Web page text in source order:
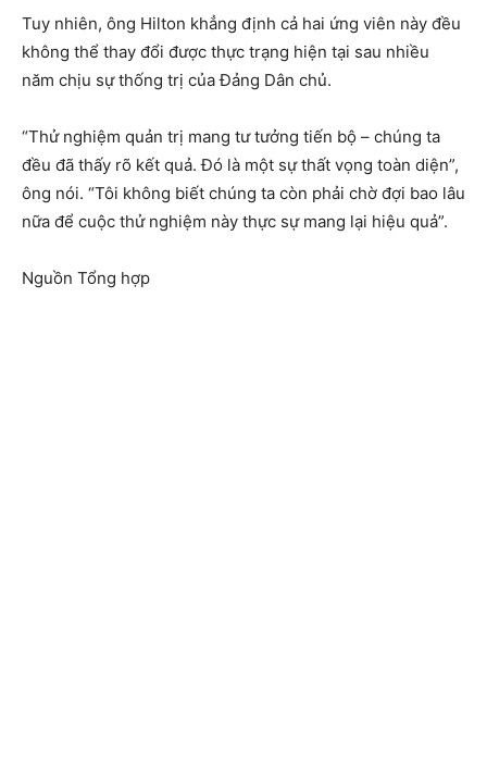
Tuy nhiên, ông Hilton khẳng định cả hai ứng viên này đều
không thể thay đổi được thực trạng hiện tại sau nhiều
năm chịu sự thống trị của Đảng Dân chủ.
“Thử nghiệm quản trị mang tư tưởng tiến bộ – chúng ta
đều đã thấy rõ kết quả. Đó là một sự thất vọng toàn diện”,
ông nói. “Tôi không biết chúng ta còn phải chờ đợi bao lâu
nữa để cuộc thử nghiệm này thực sự mang lại hiệu quả”.
Nguồn Tổng hợp